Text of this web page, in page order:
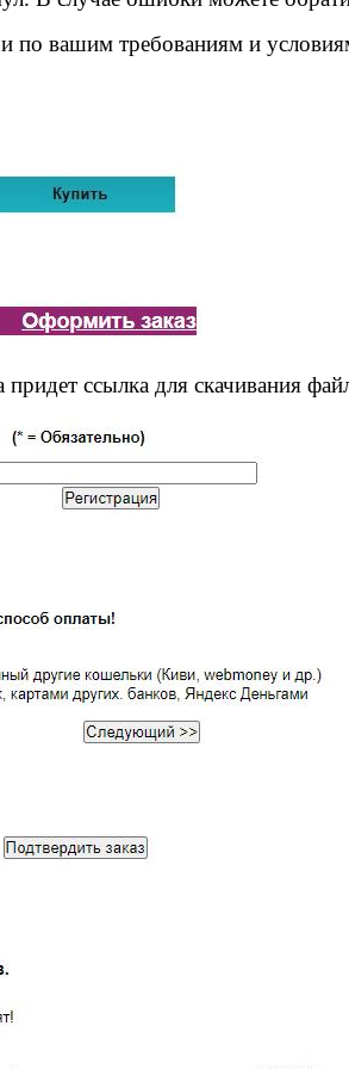
по вашим требованиям и
ссылка для скачивания